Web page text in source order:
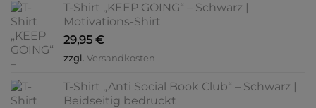
T-Shirt „KEEP GOING“ – Schwarz |
Motivations-Shirt
29,95 €
zzgl. Versandkosten
T-Shirt „Anti Social Book Club“ – Schwarz |
Beidseitig bedruckt